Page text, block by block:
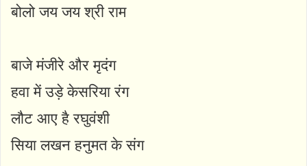
बोलो जय जय श्री राम
बाजे मंजीरे और मृदंग
हवा में उड़े केसरिया रंग
लौट आए है रघुवंशी
सिया लखन हनुमत के संग